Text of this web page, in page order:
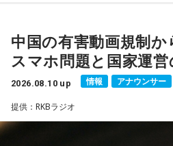
大森：もう、そう書いてまとめて
若井：そして、背中を押してくれ
大森：そうですよ！
オビバリー昼ズ』の木曜日でナイ
コも出演する。そして最終日とな
ークレット。誰がゲストに来るか
そして、生放送で聴いていると、
円があたる特別企画も実施予定。
中国の有害動画規制
スマホ問題と国家運営
2026.08.10 up 情報 アナウンサー
提供：RKBラジオ